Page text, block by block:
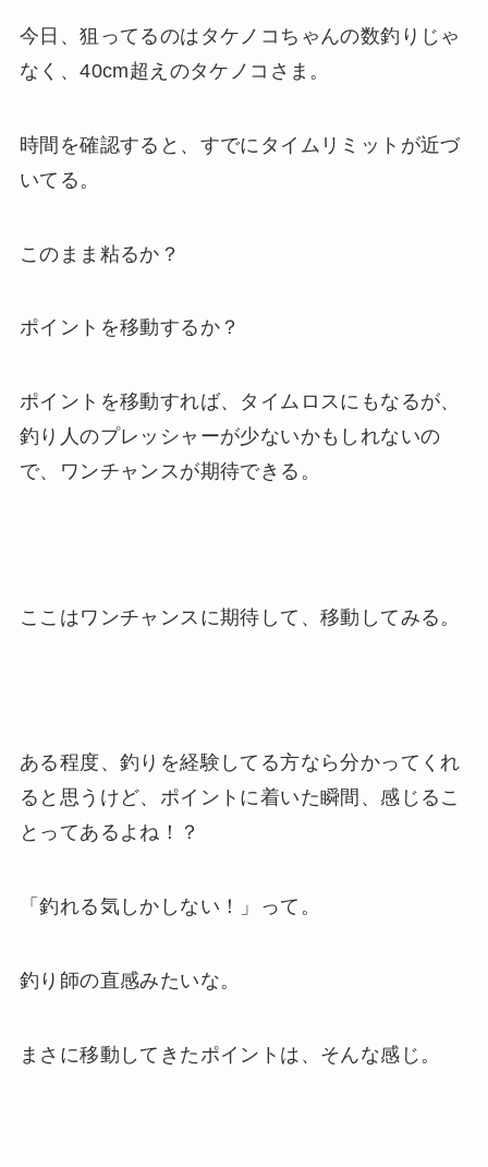
今日、狙ってるのはタケノコちゃんの数釣りじゃ
なく、40cm超えのタケノコさま。
時間を確認すると、すでにタイムリミットが近づ
いてる。
このまま粘るか？
ポイントを移動するか？
ポイントを移動すれば、タイムロスにもなるが、
釣り人のプレッシャーが少ないかもしれないの
で、ワンチャンスが期待できる。
ここはワンチャンスに期待して、移動してみる。
ある程度、釣りを経験してる方なら分かってくれ
ると思うけど、ポイントに着いた瞬間、感じるこ
とってあるよね！？
「釣れる気しかしない！」って。
釣り師の直感みたいな。
まさに移動してきたポイントは、そんな感じ。